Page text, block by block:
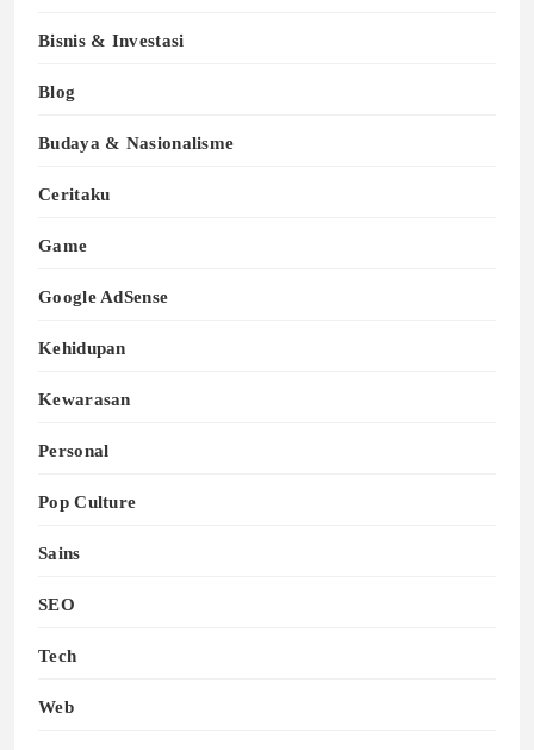
Bisnis & Investasi
Blog
Budaya & Nasionalisme
Ceritaku
Game
Google AdSense
Kehidupan
Kewarasan
Personal
Pop Culture
Sains
SEO
Tech
Web